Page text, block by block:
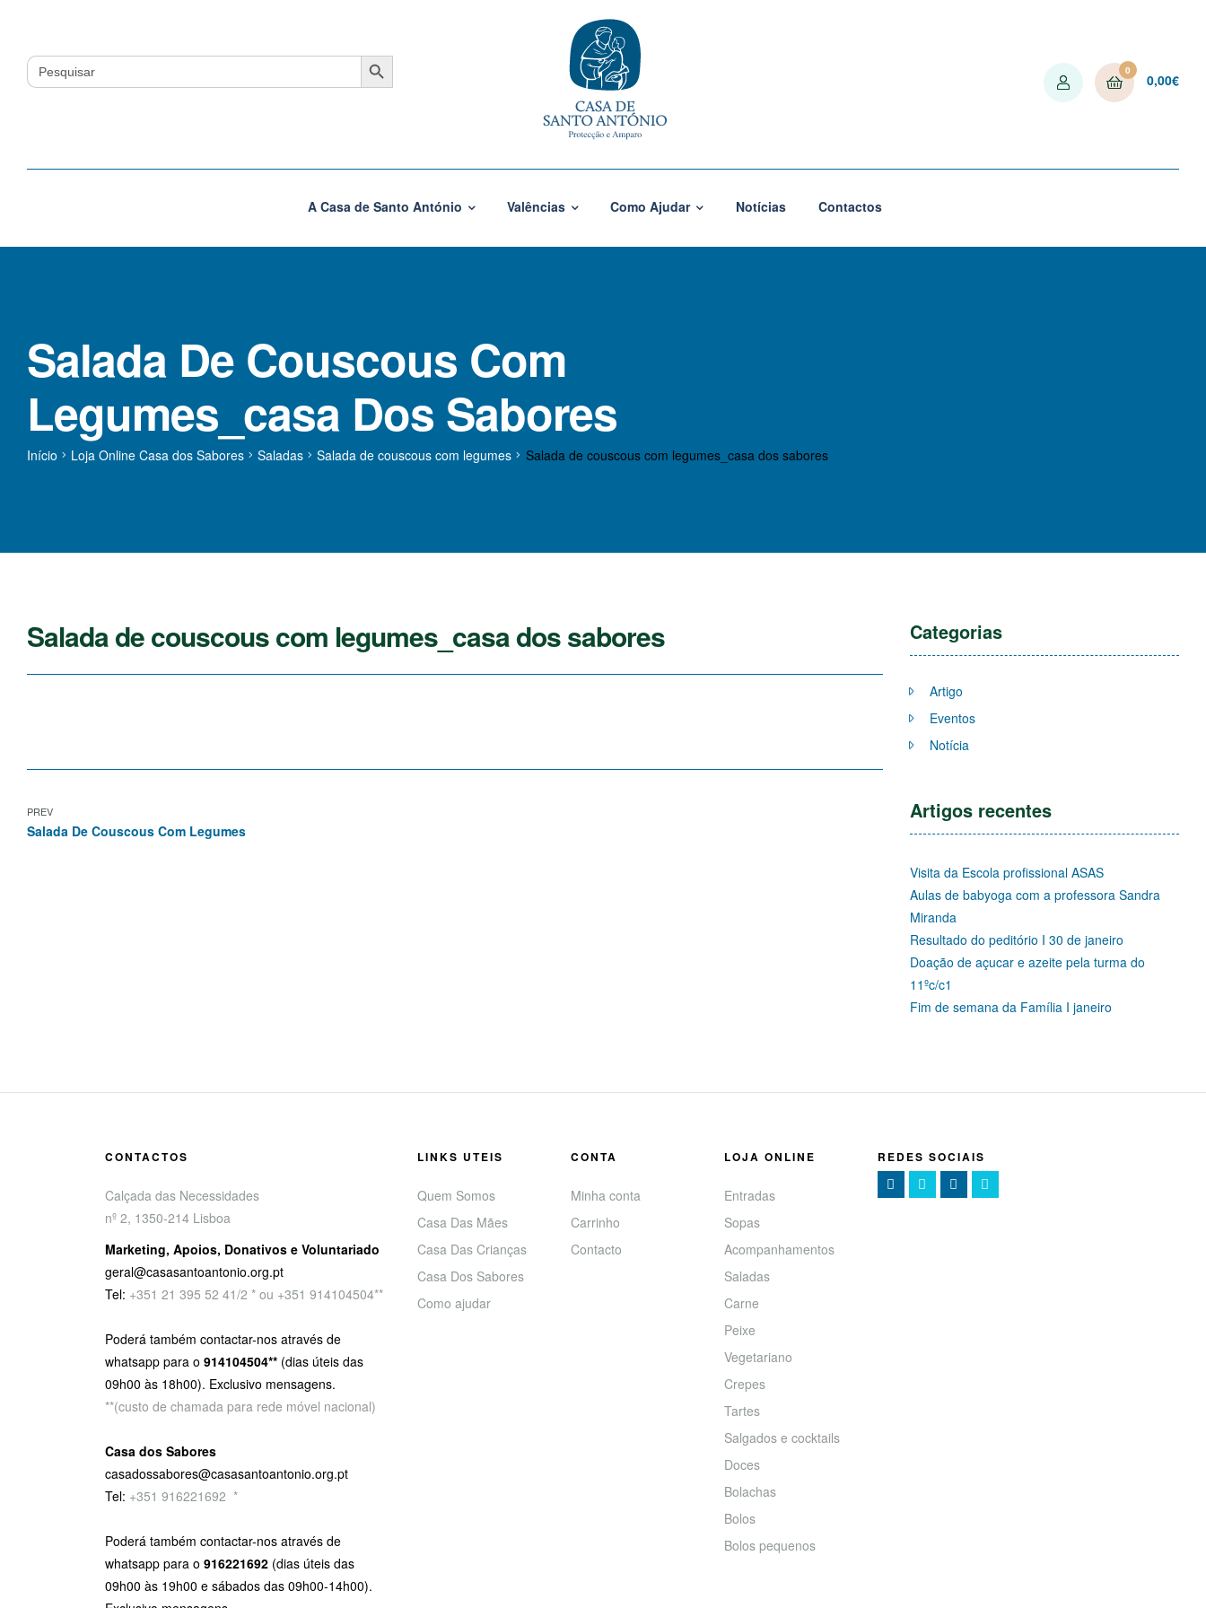
Search
for:
Search Button
0
0,00€
A Casa de Santo António Valências Como Ajudar Notícias Contactos
Salada De Couscous Com
Legumes_casa Dos Sabores
Início Loja Online Casa dos Sabores Saladas Salada de couscous com legumes Salada de couscous com legumes_casa dos sabores
Salada de couscous com legumes_casa dos sabores
PREV
Salada De Couscous Com Legumes
Categorias
Artigo
Eventos
Notícia
Artigos recentes
Visita da Escola profissional ASAS
Aulas de babyoga com a professora Sandra
Miranda
Resultado do peditório I 30 de janeiro
Doação de açucar e azeite pela turma do
11ºc/c1
Fim de semana da Família I janeiro
CONTACTOS
Calçada das Necessidades
nº 2, 1350-214 Lisboa
Marketing, Apoios, Donativos e Voluntariado
geral@casasantoantonio.org.pt
Tel: +351 21 395 52 41/2 * ou +351 914104504**
Poderá também contactar-nos através de
whatsapp para o 914104504** (dias úteis das
09h00 às 18h00). Exclusivo mensagens.
**(custo de chamada para rede móvel nacional)
Casa dos Sabores
casadossabores@casasantoantonio.org.pt
Tel: +351 916221692 *
Poderá também contactar-nos através de
whatsapp para o 916221692 (dias úteis das
09h00 às 19h00 e sábados das 09h00-14h00).
LINKS UTEIS
Quem Somos
Casa Das Mães
Casa Das Crianças
Casa Dos Sabores
Como ajudar
CONTA
Minha conta
Carrinho
Contacto
LOJA ONLINE
Entradas
Sopas
Acompanhamentos
Saladas
Carne
Peixe
Vegetariano
Crepes
Tartes
Salgados e cocktails
Doces
Bolachas
Bolos
Bolos pequenos
REDES SOCIAIS